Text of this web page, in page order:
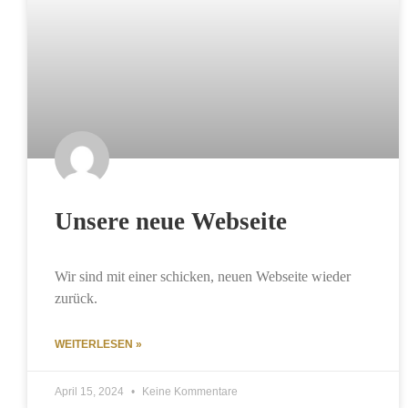
Unsere neue Webseite
Wir sind mit einer schicken, neuen Webseite wieder
zurück.
WEITERLESEN »
April 15, 2024 Keine Kommentare